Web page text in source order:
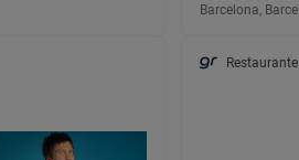
Barcelona,